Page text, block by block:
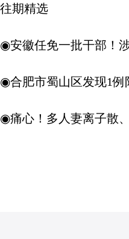
往期精选
◉安徽任免一批干部！
◉合肥市蜀山区发现1例
◉痛心！多人妻离子散